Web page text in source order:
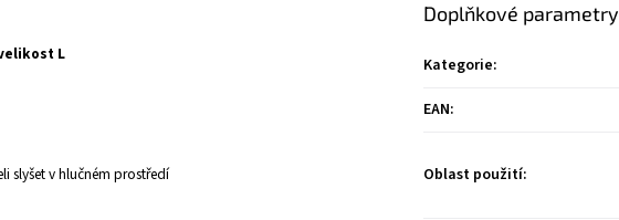
L
slyšet v hlučném prostředí
Doplňkové parametry
Kategorie:
EAN:
Oblast použití: